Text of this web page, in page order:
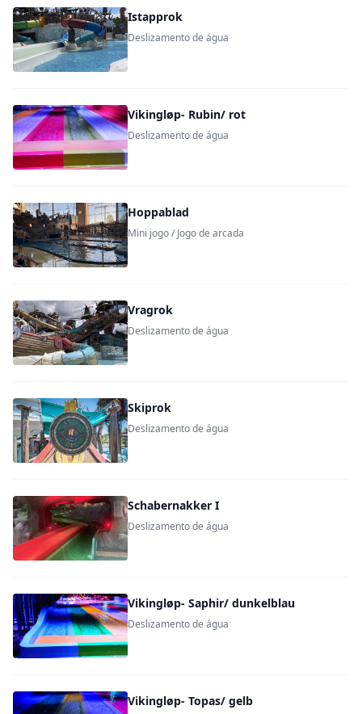
Istapprok
Deslizamento de água
Vikingløp- Rubin/ rot
Deslizamento de água
Hoppablad
Mini jogo / Jogo de arcada
Vragrok
Deslizamento de água
Skiprok
Deslizamento de água
Schabernakker I
Deslizamento de água
Vikingløp- Saphir/ dunkelblau
Deslizamento de água
Vikingløp- Topas/ gelb